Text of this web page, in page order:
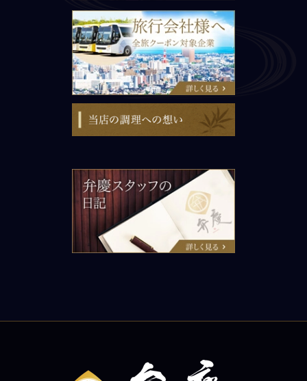
旅行会社様へ
当店の調理への想い
弁慶スタッフの日記